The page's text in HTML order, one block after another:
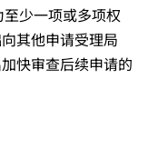
少一项或多项权
其他申请受理局
快审查后续申请的